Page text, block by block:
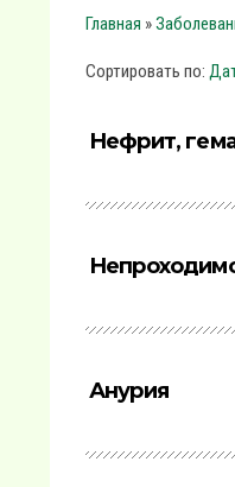
Главная »
Сортировать по:
Нефрит,
Анурия